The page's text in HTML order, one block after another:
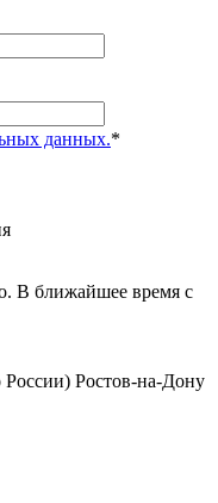
данных.*
В ближайшее время с
России) Ростов-на-Дону